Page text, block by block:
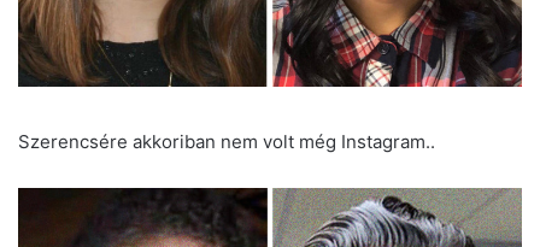
Szerencsére akkoriban nem volt még Instagram..